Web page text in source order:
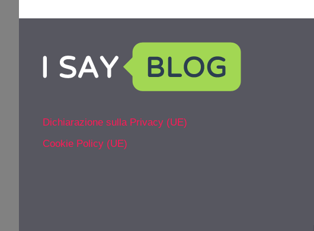
Dichiarazione sulla Privacy (UE)
Cookie Policy (UE)